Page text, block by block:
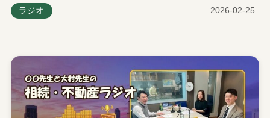
2026-02-25
ラジオ